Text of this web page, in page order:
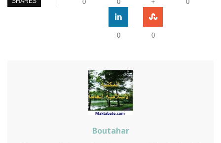
0
0
0
0
0
Boutahar